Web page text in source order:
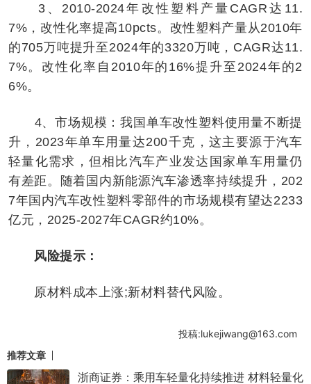
3、2010-2024年改性塑料产量CAGR达11.
7%，改性化率提高10pcts。改性塑料产量从2010年
的705万吨提升至2024年的3320万吨，CAGR达11.
7%。改性化率自2010年的16%提升至2024年的2
6%。
4、市场规模：我国单车改性塑料使用量不断提
升，2023年单车用量达200千克，这主要源于汽车
轻量化需求，但相比汽车产业发达国家单车用量仍
有差距。随着国内新能源汽车渗透率持续提升，202
7年国内汽车改性塑料零部件的市场规模有望达2233
亿元，2025-2027年CAGR约10%。
风险提示：
原材料成本上涨;新材料替代风险。
投稿:lukejiwang@163.com
推荐文章
浙商证券：乘用车轻量化持续推进 材料轻量化